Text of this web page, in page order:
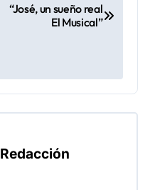
“José, un sueño real
El Musical”
Redacción